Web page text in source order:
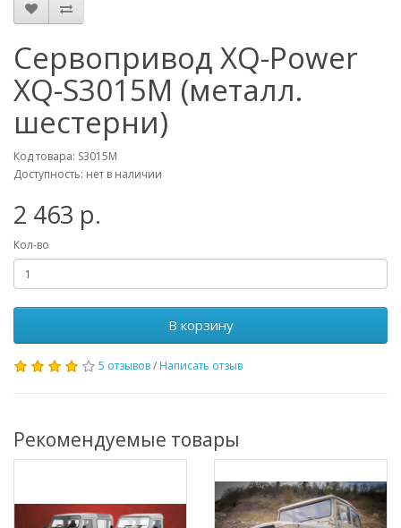
Cервопривод XQ-Power
XQ-S3015M (металл.
шестерни)
Код товара: S3015M
Доступность: нет в наличии
2 463 р.
Кол-во
В корзину
5 отзывов/ Написать отзыв
Рекомендуемые товары